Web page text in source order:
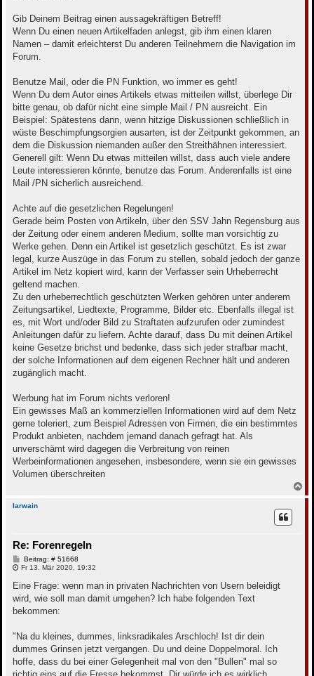
Gib Deinem Beitrag einen aussagekräftigen Betreff!
Wenn Du einen neuen Artikelfaden anlegst, gib ihm einen klaren
Namen – damit erleichterst Du anderen Teilnehmern die Navigation im
Forum.
Benutze Mail, oder die PN Funktion, wo immer es geht!
Wenn Du dem Autor eines Artikels etwas mitteilen willst, überlege Dir
bitte genau, ob dafür nicht eine simple Mail / PN ausreicht. Ein
Beispiel: Spätestens dann, wenn hitzige Diskussionen schließlich in
wüste Beschimpfungsorgien ausarten, ist der Zeitpunkt gekommen, an
dem die Diskussion niemanden außer den Streithähnen interessiert.
Generell gilt: Wenn Du etwas mitteilen willst, dass auch viele andere
Leute interessieren könnte, benutze das Forum. Anderenfalls ist eine
Mail /PN sicherlich ausreichend.
Achte auf die gesetzlichen Regelungen!
Gerade beim Posten von Artikeln, über den SSV Jahn Regensburg aus
der Zeitung oder einem anderen Medium, sollte man vorsichtig zu
Werke gehen. Denn ein Artikel ist gesetzlich geschützt. Es ist zwar
legal, kurze Auszüge in das Forum zu stellen, sobald jedoch der ganze
Artikel im Netz kopiert wird, kann der Verfasser sein Urheberrecht
geltend machen.
Zu den urheberrechtlich geschützten Werken gehören unter anderem
Zeitungsartikel, Liedtexte, Programme, Bilder etc. Ebenfalls illegal ist
es, mit Wort und/oder Bild zu Straftaten aufzurufen oder zumindest
Anleitungen dafür zu liefern. Achte darauf, dass Du mit deinen Artikel
keine Gesetze brichst und bedenke, dass sich jeder strafbar macht,
der solche Informationen auf dem eigenen Rechner hält und anderen
zugänglich macht.
Werbung hat im Forum nichts verloren!
Ein gewisses Maß an kommerziellen Informationen wird auf dem Netz
gerne toleriert, zum Beispiel Adressen von Firmen, die ein bestimmtes
Produkt anbieten, nachdem jemand danach gefragt hat. Als
unverschämt wird dagegen die Verbreitung von reinen
Werbeinformationen angesehen, insbesondere, wenn sie ein gewisses
Volumen überschreiten
a
Iarwain
Re: Forenregeln
Beitrag: # 51668B
e
t
a
Fr 13. Mär 2020, 19:32
Eine Frage: wenn man in privaten Nachrichten von Usern beleidigt
wird, wie soll man damit umgehen? Ich habe folgenden Text
bekommen:
"Na du kleines, dummes, linksradikales Arschloch! Ist dir dein
dummes Grinsen jetzt vergangen. Du und deine Doppelmoral. Ich
hoffe, dass du bei einer Gelegenheit mal von den "Bullen" mal so